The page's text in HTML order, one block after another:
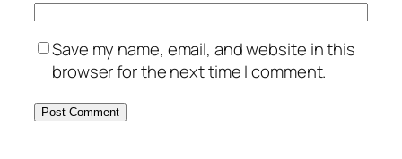
Save my name, email, and website in this
browser for the next time I comment.